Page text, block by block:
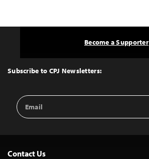
Top
Subscribe to CPJ Newsletters:
Email
Address
Become a Supporter
Contact Us